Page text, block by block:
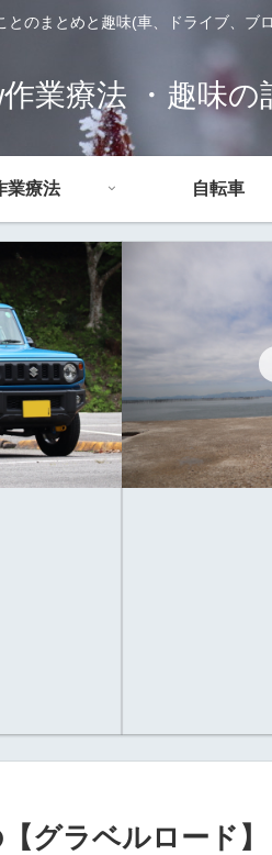
のまとめと趣味(車、ドライブ、ブ
業療法 ・趣味の
業療法 自転車
グラベルロード】